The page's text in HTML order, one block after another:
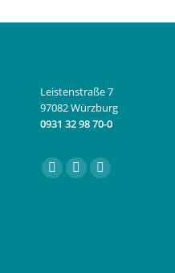
Leistenstraße 7
97082 Würzburg
0931 32 98 70-0
Finden Sie uns auf:
FacebookInstagram
E-